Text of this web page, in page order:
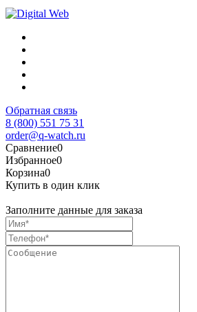
Обратная связь
8 (800) 551 75 31
order@q-watch.ru
Сравнение0
Избранное0
Корзина0
Купить в один клик
Заполните данные для заказа